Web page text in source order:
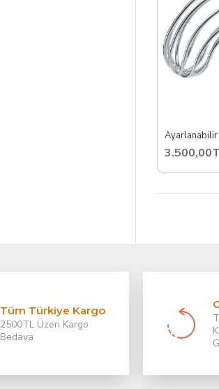
Penis
Ayarlanabilir
Tüm Türkiye Kargo
2500TL Üzeri Kargo
Bedava